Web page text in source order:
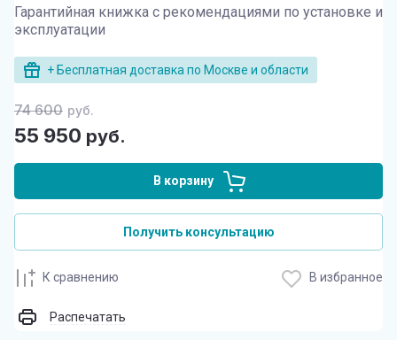
Гарантийная книжка с рекомендациями по установке и
эксплуатации
+ Бесплатная доставка по Москве и области
74 600 руб.
55 950 руб.
В корзину
Получить консультацию
К сравнению В избранное
Распечатать